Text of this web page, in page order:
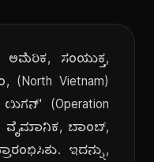
ಅಮೆರಿಕ, ಸಂಯುಕ್ತ,
(North Vietnam)
(Operation
ವೈಮಾನಿಕ, ಬಾಂಬ್,
ಇದನ್ನು,